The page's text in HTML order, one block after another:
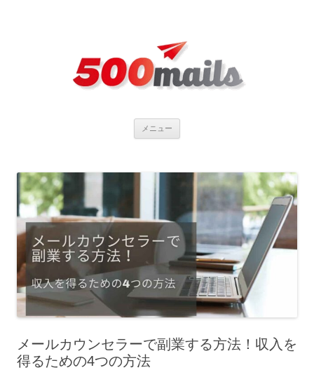
メニュー
へ
ス
プ
メールカウンセラーで副業する方法！収入を
得るための4つの方法